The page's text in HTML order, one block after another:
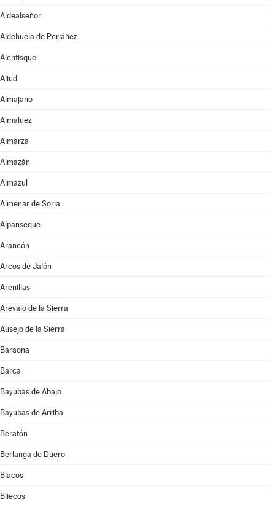
Aldealseñor
Aldehuela de Periáñez
Alentisque
Aliud
Almajano
Almaluez
Almarza
Almazán
Almazul
Almenar de Soria
Alpanseque
Arancón
Arcos de Jalón
Arenillas
Arévalo de la Sierra
Ausejo de la Sierra
Baraona
Barca
Bayubas de Abajo
Bayubas de Arriba
Beratón
Berlanga de Duero
Blacos
Bliecos